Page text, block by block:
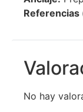
Referencias
No hay